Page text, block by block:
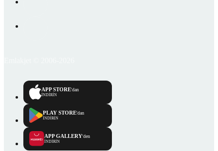
APP STORE'dan
İNDİRİN
PLAY STORE'dan
İNDİRİN
APP GALLERY'den
İNDİRİN